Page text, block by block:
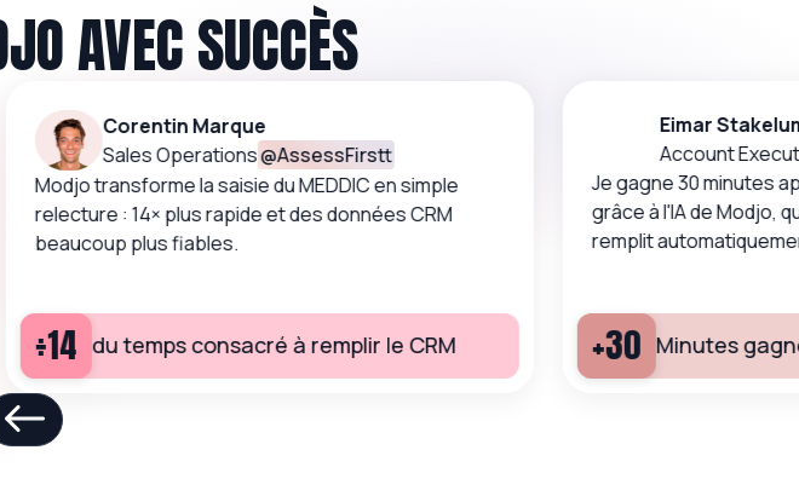
AVEC SUCCÈS
Corentin Marque
Sales Operations@AssessFirstt
Modjo transforme la saisie du MEDDIC en simple
relecture : 14× plus rapide et des données CRM
beaucoup plus fiables.
÷14 du temps consacré à remplir le CRM
Eimar
Account
Je gagne 30 minutes
grâce à l'IA de Modjo,
remplit
+30 Minutes